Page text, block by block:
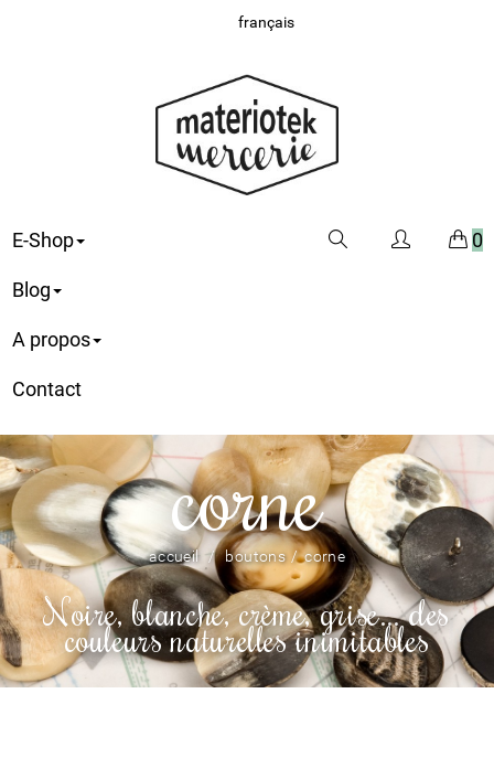
français
E-Shop
Blog
A propos
Contact
0
corne
accueil boutons corne
Noire, blanche, crème, grise… des
couleurs naturelles inimitables